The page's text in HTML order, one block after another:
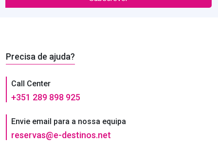
Precisa de ajuda?
Call Center
+351 289 898 925
Envie email para a nossa equipa
reservas@e-destinos.net